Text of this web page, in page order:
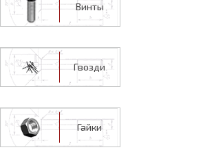
Винты
Гвозди
Гайки